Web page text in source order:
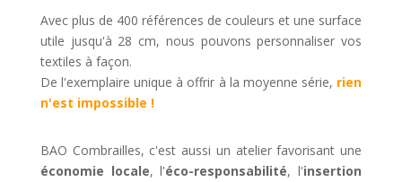
Avec plus de 400 références de couleurs et une surface
utile jusqu'à 28 cm, nous pouvons personnaliser vos
textiles à façon.
De l'exemplaire unique à offrir à la moyenne série, rien
n'est impossible !
BAO Combrailles, c'est aussi un atelier favorisant une
économie locale, l'éco-responsabilité, l'insertion